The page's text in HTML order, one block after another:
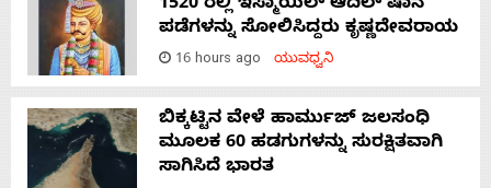
1520 ರಲ್ಲಿ ಇಸ್ಮಾಯಿಲ್ ಆದಿಲ್ ಷಾನ
ಪಡೆಗಳನ್ನು ಸೋಲಿಸಿದ್ದರು ಕೃಷ್ಣದೇವರಾಯ
16 hours ago ಯುವಧ್ವನಿ
ಬಿಕ್ಕಟ್ಟಿನ ವೇಳೆ ಹಾರ್ಮುಜ್ ಜಲಸಂಧಿ
ಮೂಲಕ 60 ಹಡಗುಗಳನ್ನು ಸುರಕ್ಷಿತವಾಗಿ
ಸಾಗಿಸಿದೆ ಭಾರತ